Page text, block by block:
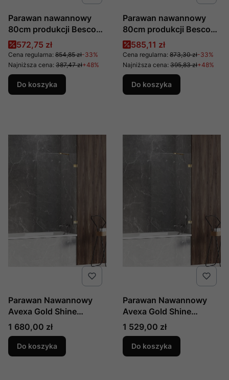
Parawan nawannowy
80cm produkcji Besco
Ambition 2
Cena promocyjna
572,75 zł
Cena regularna: 854,85 zł-33%
Najniższa cena: 387,47 zł+48%
Do koszyka
Parawan nawannowy
80cm produkcji Besco
Ambition Premium 2
Cena promocyjna
585,11 zł
Cena regularna: 873,30 zł-33%
Najniższa cena: 395,83 zł+48%
Do koszyka
Parawan Nawannowy
Avexa Gold Shine
80x150 Czyste 6mm
Active Shield 2.0 Wsp.
Prostopadły, Producent:
New Trendy, Numer Kat:
Cena
1 680,00 zł
Do koszyka
Parawan Nawannowy
Avexa Gold Shine
80x150 Czyste 6mm
Active Shield 2.0 ,
Producent: New Trendy,
Numer Kat: Exk-2173
Cena
1 529,00 zł
Do koszyka